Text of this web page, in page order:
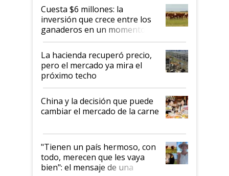
Cuesta $6 millones: la
inversión que crece entre los
ganaderos en un momento
histórico para la actividad
La hacienda recuperó precio,
pero el mercado ya mira el
próximo techo
China y la decisión que puede
cambiar el mercado de la carne
"Tienen un país hermoso, con
todo, merecen que les vaya
bien": el mensaje de una